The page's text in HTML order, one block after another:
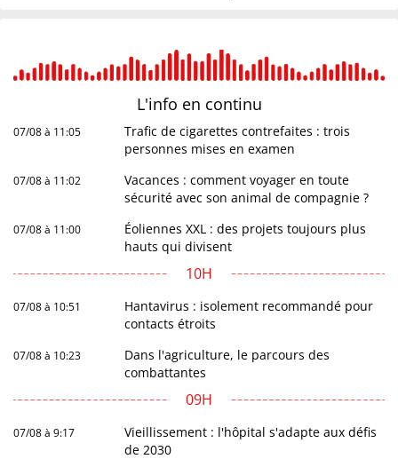
L'info en continu
07/08 à 11:05
Trafic de cigarettes contrefaites : trois
personnes mises en examen
07/08 à 11:02
Vacances : comment voyager en toute
sécurité avec son animal de compagnie ?
07/08 à 11:00
Éoliennes XXL : des projets toujours plus
hauts qui divisent
10H
07/08 à 10:51
Hantavirus : isolement recommandé pour
contacts étroits
07/08 à 10:23
Dans l'agriculture, le parcours des
combattantes
09H
07/08 à 9:17
Vieillissement : l'hôpital s'adapte aux défis
de 2030